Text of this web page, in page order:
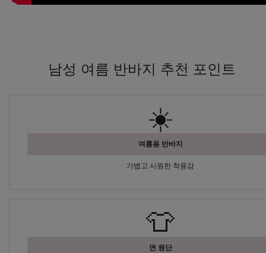
남성 여름 반바지 추천 포인트
☀️
여름용 반바지
가볍고 시원한 착용감
👕
면 원단